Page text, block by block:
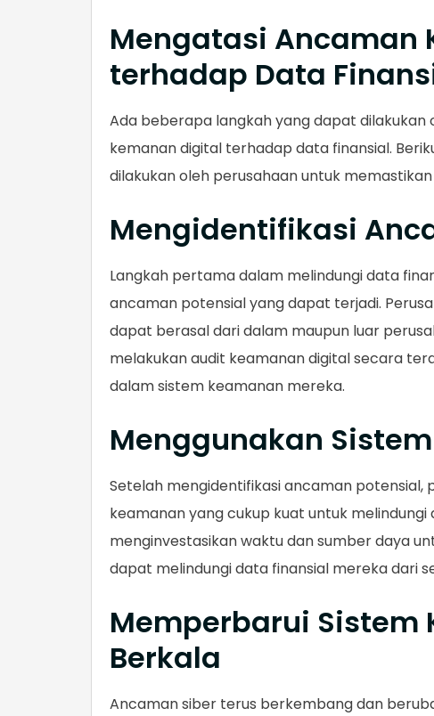
Mengatasi Ancaman
terhadap Data
Ada beberapa langkah yang dapat
kemanan digital terhadap data finansial.
dilakukan oleh perusahaan untuk
Mengidentifikasi
Langkah pertama dalam melindungi data
ancaman potensial yang dapat terjadi.
dapat berasal dari dalam maupun luar
melakukan audit keamanan digital secara
dalam sistem keamanan mereka.
Menggunakan
Setelah mengidentifikasi ancaman potensial,
keamanan yang cukup kuat untuk
menginvestasikan waktu dan sumber daya
dapat melindungi data finansial mereka dari
Memperbarui Sistem
Berkala
Ancaman siber terus berkembang dan